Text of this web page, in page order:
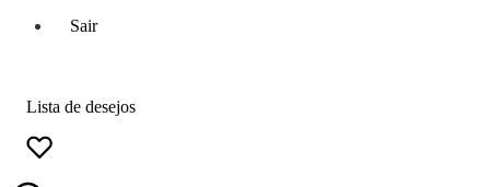
Sair
Lista de desejos